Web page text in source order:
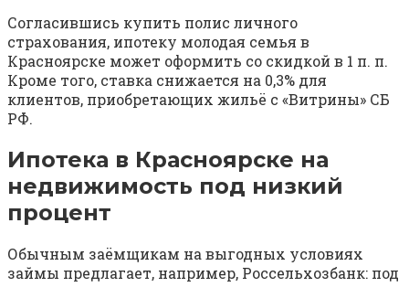
Согласившись купить полис личного
страхования, ипотеку молодая семья в
Красноярске может оформить со скидкой в 1 п. п.
Кроме того, ставка снижается на 0,3% для
клиентов, приобретающих жильё с «Витрины» СБ
РФ.
Ипотека в Красноярске на
недвижимость под низкий
процент
Обычным заёмщикам на выгодных условиях
займы предлагает, например, Россельхозбанк: под